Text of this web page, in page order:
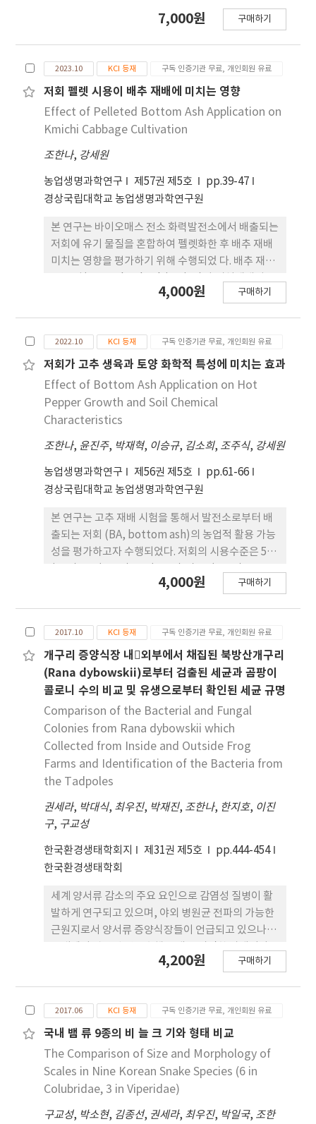
요 조 선산업정책과 관련된 이슈들을 살펴봄으로써
론과 시장논리 담론이 첨예하게 대립하였으며, 이러
한 담론경쟁 의 결과가 한국 조선산업정책의 변화에
중요한 영향을 미쳤음을 강조한 다. 즉, 이 논문은 담
론정치를 통해 1970년대 이후 한국의 조선산업정책
책→자유주의적 육성 정책→자유주의적 조정정
책”의 4단계로 변화하였음을 보여준다는 점에서 의
의를 가진다.
7,000원 구매하기
2023.10 KCI 등재 구독 인증기관 무료, 개인회원 유료
저회 펠렛 시용이 배추 재배에 미치는 영향
Effect of Pelleted Bottom Ash Application on
Kmichi Cabbage Cultivation
조한나, 강세원
농업생명과학연구 제57권 제5호
pp.39-47
경상국립대학교 농업생명과학연구원
본 연구는 바이오매스 전소 화력발전소에서 배출되는
저회에 유기 물질을 혼합하여 펠렛화한 후 배추 재배
미치는 영향을 평가하기 위해 수행되었 다. 배추 재배
(GC, greenhouse cultivation)에서 진행되었으며,
fertilizer), 저회 펠렛(BP, pelleted bottom
ash) 처리구로 나누었고, 배추 이식 7일 전에 저회,
유기질 비료 및 저회 펠렛을 각각 1 ton 10a-1 수준으
로 시용하였다. 배추의 생체중은 재배지역에 상관없
이 OF와 BP 처리구에서 가장 높았으며, Cont 처리
중이 증가하였다. BP 처리구에서 배추 수확 후 토양
의 화학적 특성은 전반적으로 OM, TN, Avail. P2O5
등의 함량이 개선되는 효과를 보여주었으며, 이는 OF
처리구와 유사하였다. 노지와 시설재배지에서 배출된
N2O 배출량은 BP 처리가 OF 처리에 비해 29.7 및
11.0%로 각각 감소되는 결과를 보였다. 따라서, 저회
펠렛의 시용은 관행처리구와 비교해 볼 때, 배추 생
육, 토양 특성 및 N2O 배출적인 측면에서 효과가 있
4,000원 구매하기
2022.10 KCI 등재 구독 인증기관 무료, 개인회원 유료
저회가 고추 생육과 토양 화학적 특성에 미치는 효과
Effect of Bottom Ash Application on Hot
Pepper Growth and Soil Chemical
Characteristics
조한나, 윤진주, 박재혁, 이승규, 김소희, 조주식, 강세원
농업생명과학연구 제56권 제5호
pp.61-66
경상국립대학교 농업생명과학연구원
본 연구는 고추 재배 시험을 통해서 발전소로부터 배
출되는 저회 (BA, bottom ash)의 농업적 활용 가능
성을 평가하고자 수행되었다. 저회의 시용수준은 5
ha-1으로 조절하였으며, 대조구는 퇴비를 일반 기비
되었고, 저회 사용수준에 따른 고추의 생육은 전반적
으로 BA15 ≓ BA10 > BA20 > BA5 처리구 순으로 증
가되었다. 고추 재배 후 조사된 토양의 화학적 특성은
저회의 시용수준이 증가될수록 pH, EC, SOC, 그리
고 CEC 함량이 증가되는 경향을 보였다. 특히, 작물의
생육과 관련이 깊은 pH, SOC 및 CEC의 지표는 저회
처리구가 대조구에 비해 각각 0.20~0.82, 1.16~8.92
g kg-1 및 0.29~0.74 cmolc kg-1 범위로 증가되어
선에 효과적인 역할을 한 것으로 판단된다. 따라서 본
시험의 결과로 미루어 볼 때 저회의 시용은 관행처리
에 비해 고추의 수확량은 적지만 토양환경을 개선하
의 농업적 활용은 가능하다고 판단된다.
4,000원 구매하기
2017.10 KCI 등재 구독 인증기관 무료, 개인회원 유료
개구리 증양식장 내외부에서 채집된 북방산개구리
(Rana dybowskii)로부터 검출된 세균과 곰팡이
콜로니 수의 비교 및 유생으로부터 확인된 세균 규명
Comparison of the Bacterial and Fungal
Colonies from Rana dybowskii which
Collected from Inside and Outside Frog
Farms and Identification of the Bacteria from
the Tadpoles
권세라, 박대식, 최우진, 박재진, 조한나, 한지호, 이진
구, 구교성
한국환경생태학회지 제31권 제5호
pp.444-454
한국환경생태학회
세계 양서류 감소의 주요 요인으로 감염성 질병이 활
발하게 연구되고 있으며, 야외 병원균 전파의 가능한
근원지로서 양서류 증양식장들이 언급되고 있으나,
본 연구에서는 인제, 괴산, 공주에 위치한 북방산개구
니 수의 지역 간, 증양식장 내･외부 간 차이 여부를 파
악하고, 나아가 유생으로부터 발견되는 세균의 종류
를 16s rDNA 서열 비교를 통해 규명하고자 하였다.
연구결과, 성체의 경우 괴산에서 채집된 성체의 피부
와 소화관 으로부터 표집된 세균 콜로니 수와 피부와
간으로부터 표집된 곰팡이 콜로니 수가 인제에서 확
인된 콜로니 수보다 의미 있게 많았으나 증양식장 내･
4,200원 구매하기
2017.06 KCI 등재 구독 인증기관 무료, 개인회원 유료
국내 뱀 류 9종의 비 늘 크 기와 형태 비교
The Comparison of Size and Morphology of
Scales in Nine Korean Snake Species (6 in
Colubridae, 3 in Viperidae)
구교성, 박소현, 김종선, 권세라, 최우진, 박일국, 조한